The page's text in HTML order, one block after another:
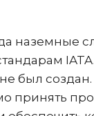
наземные
был
принять